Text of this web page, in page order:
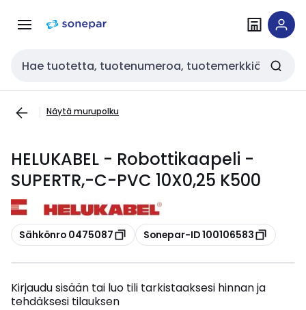
navigointiinsisältöön
Haku
Näytä murupolku
HELUKABEL - Robottikaapeli -
SUPERTR,-C-PVC 10X0,25 K500
Kopioi
Sähkönro 0475087 Kopioi
Sonepar-ID 100106583
Kirjaudu sisään tai luo tili tarkistaaksesi hinnan ja
tehdäksesi tilauksen